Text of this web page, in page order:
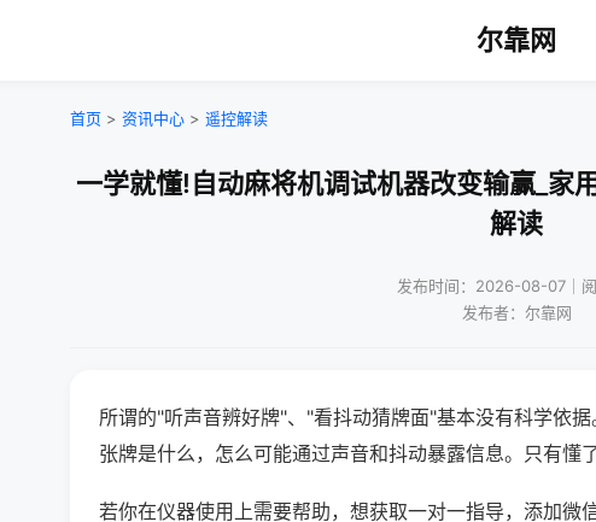
尔靠网
首页 > 资讯中心 > 遥控解读
一学就懂!自动麻将机调试机器改变输赢_家
解读
发布时间：2026-08-07｜
发布者：尔靠网
所谓的"听声音辨好牌"、"看抖动猜牌面"基本没有科学依
张牌是什么，怎么可能通过声音和抖动暴露信息。只有懂
若你在仪器使用上需要帮助，想获取一对一指导，添加微